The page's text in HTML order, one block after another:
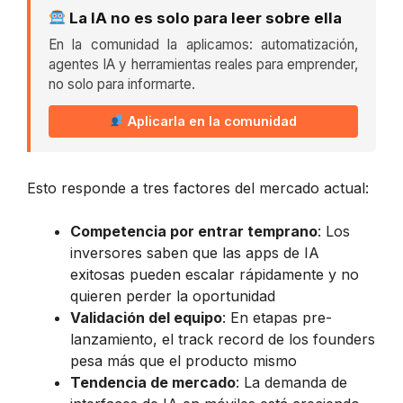
La IA no es solo para leer sobre ella
En la comunidad la aplicamos: automatización,
agentes IA y herramientas reales para emprender,
no solo para informarte.
Aplicarla en la comunidad
Esto responde a tres factores del mercado actual:
Competencia por entrar temprano: Los
inversores saben que las apps de IA
exitosas pueden escalar rápidamente y no
quieren perder la oportunidad
Validación del equipo: En etapas pre-
lanzamiento, el track record de los founders
pesa más que el producto mismo
Tendencia de mercado: La demanda de